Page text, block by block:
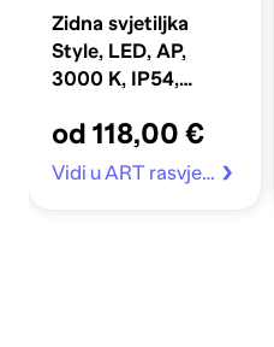
Zidna svjetiljka
Style, LED, AP,
3000 K, IP54,
kave
od 118,00 €
Vidi u ART rasvjeta